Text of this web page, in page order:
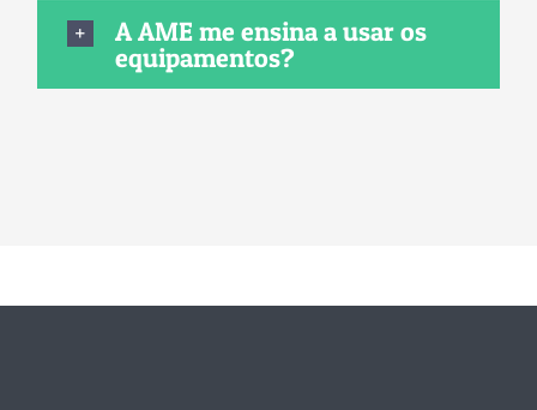
A AME me ensina a usar os
equipamentos?